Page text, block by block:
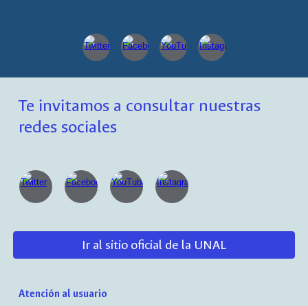
Te invitamos a consultar nuestras
redes sociales
Ir al sitio oficial de la UNAL
Atención al usuario